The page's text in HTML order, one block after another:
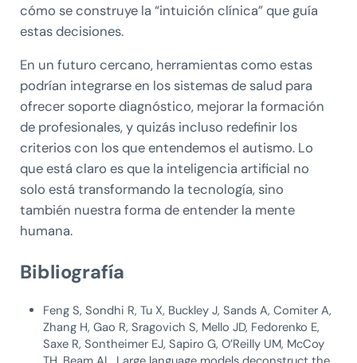
cómo se construye la “intuición clínica” que guía
estas decisiones.
En un futuro cercano, herramientas como estas
podrían integrarse en los sistemas de salud para
ofrecer soporte diagnóstico, mejorar la formación
de profesionales, y quizás incluso redefinir los
criterios con los que entendemos el autismo. Lo
que está claro es que la inteligencia artificial no
solo está transformando la tecnología, sino
también nuestra forma de entender la mente
humana.
Bibliografía
Feng S, Sondhi R, Tu X, Buckley J, Sands A, Comiter A,
Zhang H, Gao R, Sragovich S, Mello JD, Fedorenko E,
Saxe R, Sontheimer EJ, Sapiro G, O’Reilly UM, McCoy